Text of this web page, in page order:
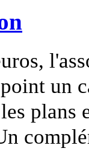
un
plans